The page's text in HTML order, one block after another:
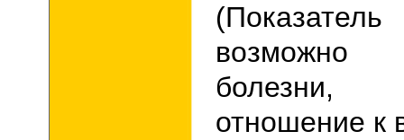
возможно
отношение к